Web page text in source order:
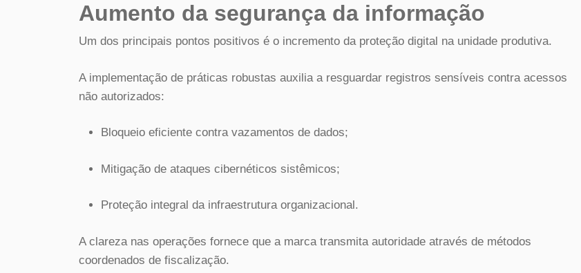
Aumento da segurança da informação
Um dos principais pontos positivos é o incremento da proteção digital na unidade produtiva.
A implementação de práticas robustas auxilia a resguardar registros sensíveis contra acessos
não autorizados:
Bloqueio eficiente contra vazamentos de dados;
Mitigação de ataques cibernéticos sistêmicos;
Proteção integral da infraestrutura organizacional.
A clareza nas operações fornece que a marca transmita autoridade através de métodos
coordenados de fiscalização.